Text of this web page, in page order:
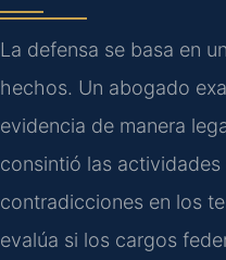
La defensa se basa en
hechos. Un abogado
evidencia de manera
consintió las
contradicciones en los
evalúa si los cargos